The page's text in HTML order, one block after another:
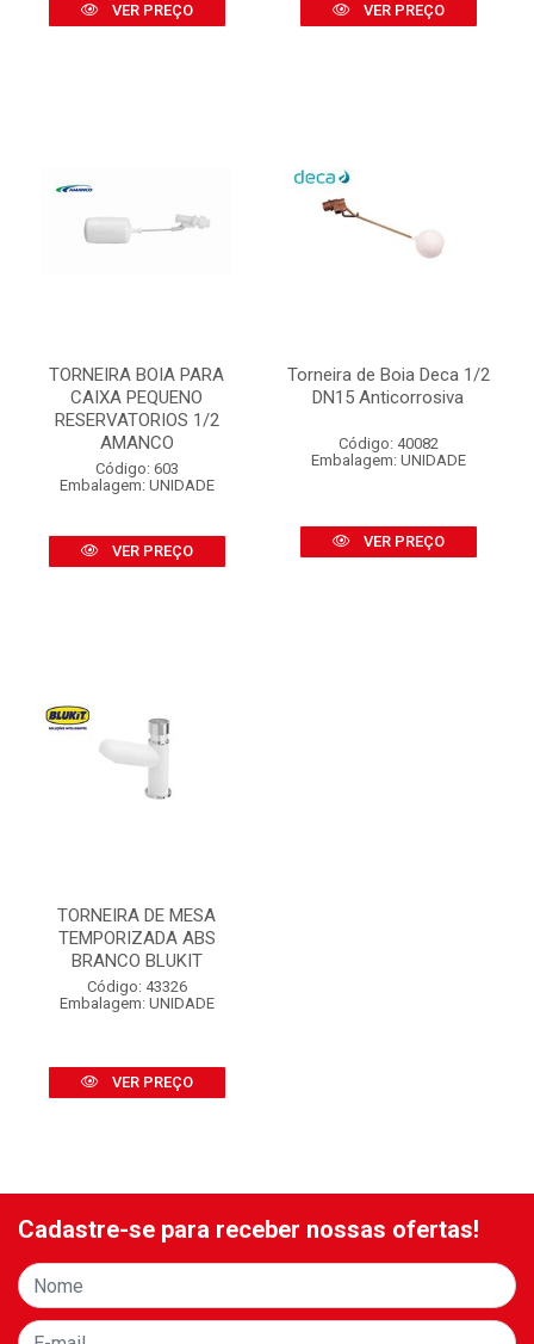
VER PREÇO VER PREÇO
TORNEIRA BOIA PARA
CAIXA PEQUENO
RESERVATORIOS 1/2
AMANCO
Código: 603
Embalagem: UNIDADE
VER PREÇO
Torneira de Boia Deca 1/2
DN15 Anticorrosiva
Código: 40082
Embalagem: UNIDADE
VER PREÇO
TORNEIRA DE MESA
TEMPORIZADA ABS
BRANCO BLUKIT
Código: 43326
Embalagem: UNIDADE
VER PREÇO
Cadastre-se para receber nossas ofertas!